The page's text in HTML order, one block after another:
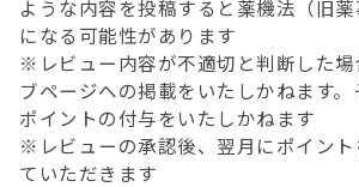
ような内容を投稿すると薬機法（旧
になる可能性があります
※レビュー内容が不適切と判断した場
ブページへの掲載をいたしかねます。
ポイントの付与をいたしかねます
※レビューの承認後、翌月にポイント
ていただきます